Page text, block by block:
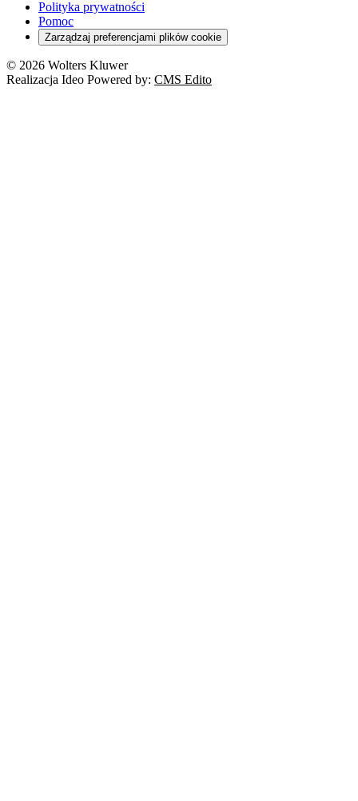
Polityka prywatności
Pomoc
Zarządzaj preferencjami plików cookie
© 2026 Wolters Kluwer
Realizacja Ideo Powered by: CMS Edito